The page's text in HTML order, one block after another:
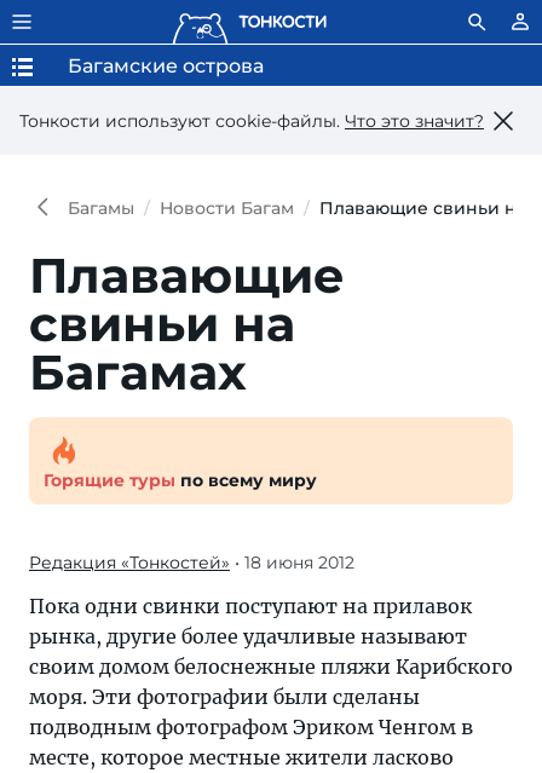
Тонкости используют сookie-файлы. Что это значит?
Багамские острова
Багамы Новости Багам Плавающие свиньи на
Плавающие
свиньи на
Багамах
Горящие туры по всему миру
Редакция «Тонкостей» • 18 июня 2012
Пока одни свинки поступают на прилавок
рынка, другие более удачливые называют
своим домом белоснежные пляжи Карибского
моря. Эти фотографии были сделаны
подводным фотографом Эриком Ченгом в
месте, которое местные жители ласково